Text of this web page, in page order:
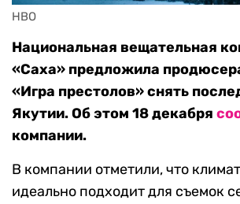
HBO
Национальная вещательная
«Саха» предложила
«Игра престолов» снять
Якутии. Об этом 18 декабря
компании.
В компании отметили, что
идеально подходит для съемок